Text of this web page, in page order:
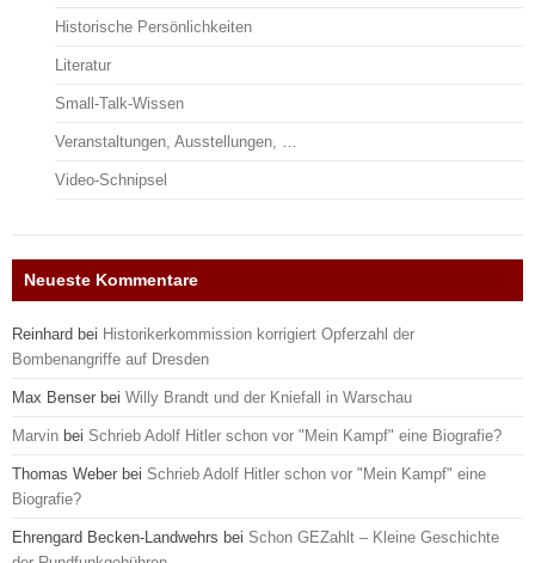
Historische Persönlichkeiten
Literatur
Small-Talk-Wissen
Veranstaltungen, Ausstellungen, …
Video-Schnipsel
Neueste Kommentare
Reinhard bei Historikerkommission korrigiert Opferzahl der
Bombenangriffe auf Dresden
Max Benser bei Willy Brandt und der Kniefall in Warschau
Marvin bei Schrieb Adolf Hitler schon vor "Mein Kampf" eine Biografie?
Thomas Weber bei Schrieb Adolf Hitler schon vor "Mein Kampf" eine
Biografie?
Ehrengard Becken-Landwehrs bei Schon GEZahlt – Kleine Geschichte